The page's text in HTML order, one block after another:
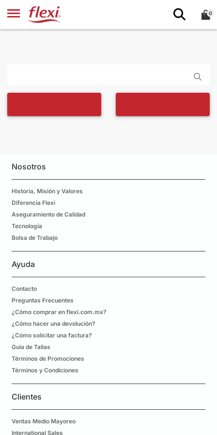
0
Nosotros
Historia, Misión y Valores
Diferencia Flexi
Aseguramiento de Calidad
Tecnología
Bolsa de Trabajo
Ayuda
Contacto
Preguntas Frecuentes
¿Cómo comprar en flexi.com.mx?
¿Cómo hacer una devolución?
¿Cómo solicitar una factura?
Guía de Tallas
Términos de Promociones
Términos y Condiciones
Clientes
Ventas Medio Mayoreo
International Sales